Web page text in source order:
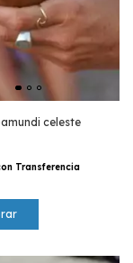
celeste
Transferencia